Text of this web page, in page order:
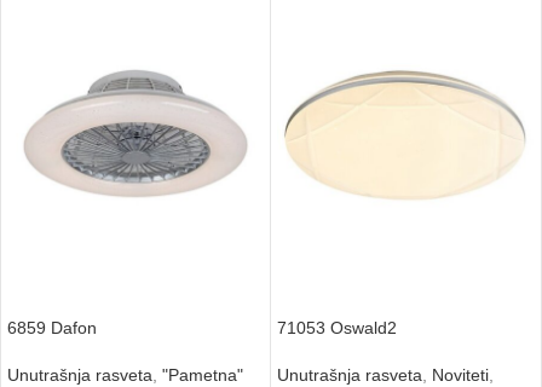
6859 Dafon
Unutrašnja rasveta, "Pametna"
71053 Oswald2
Unutrašnja rasveta, Noviteti,